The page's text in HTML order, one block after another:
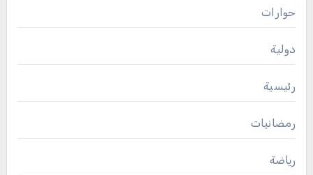
حوارات
دولية
رئيسية
رمضانيات
رياضة